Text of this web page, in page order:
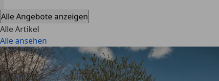
Alle Angebote anzeigen
Alle Artikel
Alle ansehen